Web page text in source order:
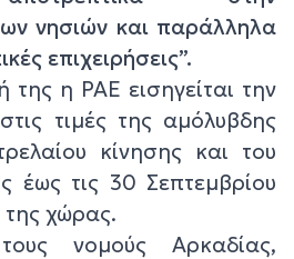
νησιών και παράλληλα
επιχειρήσεις”.
της η ΡΑΕ εισηγείται την
τιμές της αμόλυβδης
κίνησης και του
έως τις 30 Σεπτεμβρίου
της χώρας.
νομούς Αρκαδίας,